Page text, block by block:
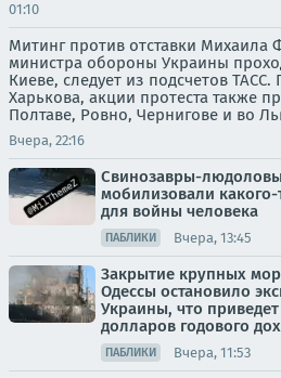
01:10
Митинг против отставки Михаила
министра обороны Украины
Киеве, следует из подсчетов
Харькова, акции протеста также
Полтаве, Ровно, Чернигове и во
Вчера, 22:16
Свинозавры-
мобилизовали
для войны человека
ПАБЛИКИ Вчера, 13:45
Закрытие крупных
Одессы остановило
Украины, что
долларов годового
ПАБЛИКИ Вчера, 11:53